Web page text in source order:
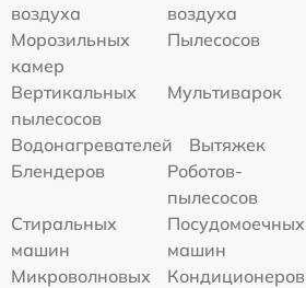
воздуха
воздуха
Морозильных
камер
Пылесосов
Вертикальных
пылесосов
Мультиварок
Водонагревателей
Вытяжек
Блендеров
Роботов-
пылесосов
Стиральных
машин
Посудомоечных
машин
Микроволновых
Кондиционеров